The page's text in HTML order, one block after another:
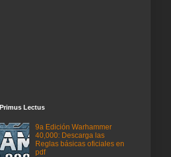
Lectus
9a Edición Warhammer
40,000: Descarga las
Reglas básicas oficiales en
pdf